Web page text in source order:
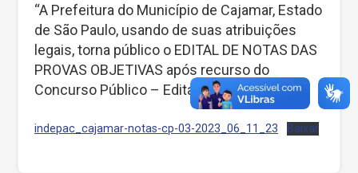
“A Prefeitura do Município de Cajamar, Estado
de São Paulo, usando de suas atribuições
legais, torna público o EDITAL DE NOTAS DAS
PROVAS OBJETIVAS após recurso do
Concurso Público – Edital nº 03/2023.”
indepac_cajamar-notas-cp-03-2023_06_11_23 Baixar